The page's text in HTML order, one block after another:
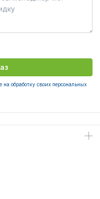
на обработку своих персональных